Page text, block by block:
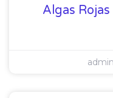
Algas
admin